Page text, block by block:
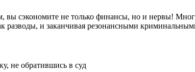
сэкономите не только финансы, но и нервы!
разводы, и заканчивая резонансными
не обратившись в суд